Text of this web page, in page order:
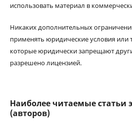
использовать материал в
Никаких дополнительных
применять юридические условия или
которые юридически запрещают
разрешено лицензией.
Наиболее читаемые статьи
(авторов)